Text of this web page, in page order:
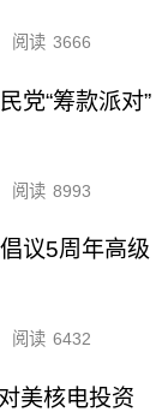
阅读 3666
党“筹款派对”
阅读 8993
议5周年高级
阅读 6432
美核电投资